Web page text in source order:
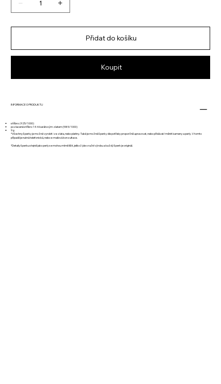
Přidat do košíku
Koupit
INFORMACE O PRODUKTU
stříbro: (925/1000)
pozlacené stříbro: 14-ti karátovým zlatem (585/1000)
9 g
*Všechny šperky je možné vyrobit i ze zlata, nebo platiny. Také je možné šperky dle potřeby proporčně upravovat, nebo přidávat/měnit kameny a perly. V tomto
případě je nutná telefonická, nebo e-mailová konzultace.
*Detaily šperku stejně jako perly se mohou mírně lišit, jelikož jde o ruční výrobu a každý šperk je originál.